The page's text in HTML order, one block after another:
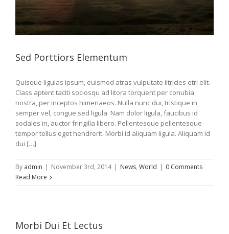
Sed Porttiors Elementum
Quisque ligulas ipsum, euismod atras vulputate iltricies etri elit.
Class aptent taciti sociosqu ad litora torquent per conubia
nostra, per inceptos himenaeos. Nulla nunc dui, tristique in
semper vel, congue sed ligula. Nam dolor ligula, faucibus id
sodales in, auctor fringilla libero. Pellentesque pellentesque
tempor tellus eget hendrerit. Morbi id aliquam ligula. Aliquam id
dui […]
By admin | November 3rd, 2014 | News, World | 0 Comments
Read More
Morbi Dui Et Lectus